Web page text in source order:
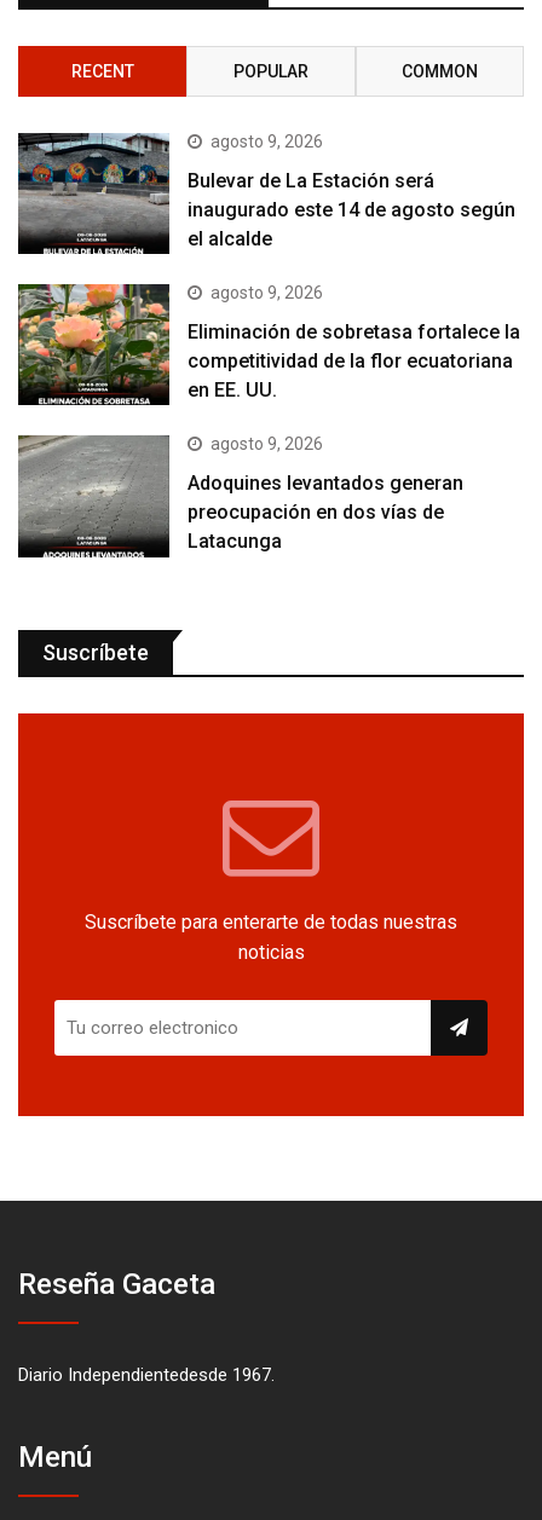
RECENT POPULAR COMMON
agosto 9, 2026
Bulevar de La Estación será
inaugurado este 14 de agosto según
el alcalde
agosto 9, 2026
Eliminación de sobretasa fortalece la
competitividad de la flor ecuatoriana
en EE. UU.
agosto 9, 2026
Adoquines levantados generan
preocupación en dos vías de
Latacunga
Suscríbete
Suscríbete para enterarte de todas nuestras
noticias
Reseña Gaceta
Diario Independientedesde 1967.
Menú